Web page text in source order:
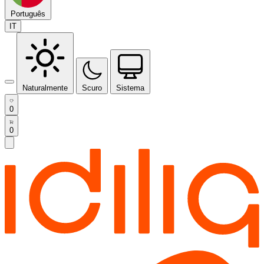
Português
IT
Naturalmente Scuro Sistema
0
0